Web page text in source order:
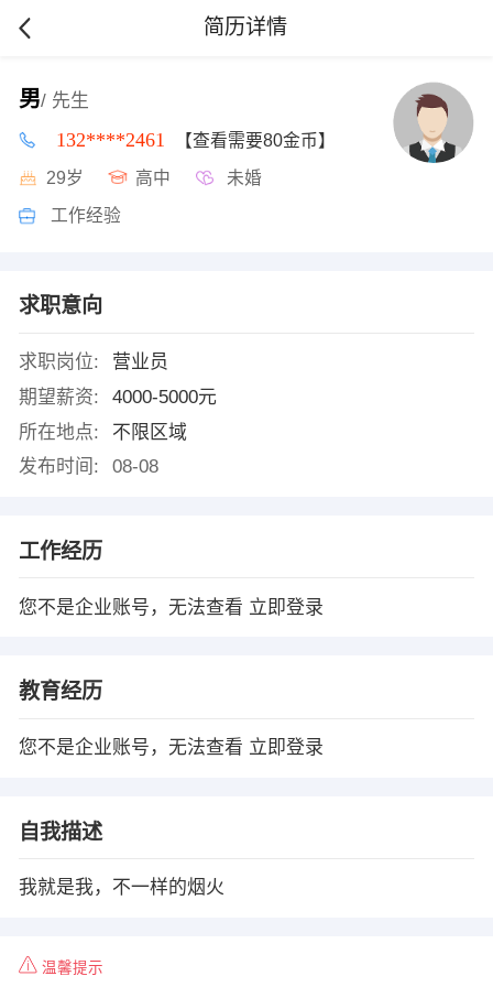
简历详情
男/ 先生
132****2461 【查看需要80金币】
29岁 高中 未婚
工作经验
求职意向
求职岗位:
营业员
期望薪资:
4000-5000元
所在地点:
不限区域
发布时间:
08-08
工作经历
您不是企业账号，无法查看 立即登录
教育经历
您不是企业账号，无法查看 立即登录
自我描述
我就是我，不一样的烟火
温馨提示